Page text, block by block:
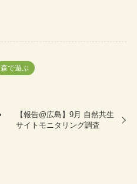
森で遊ぶ
【報告@広島】9月 自然共生
サイトモニタリング調査